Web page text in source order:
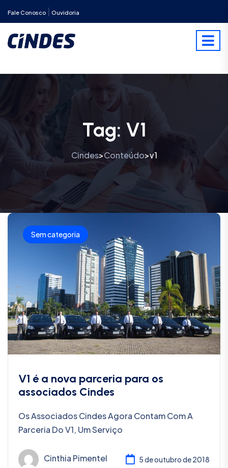
Fale Conosco Ouvidoria
Tag: V1
Cindes>Conteúdo>v1
Sem categoria
V1 é a nova parceria para os
associados Cindes
Os Associados Cindes Agora Contam Com A
Parceria Do V1, Um Serviço
Cinthia Pimentel 5 de outubro de 2018